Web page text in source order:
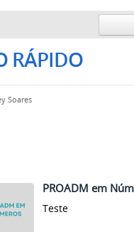
RÁPIDO
Soares
PROADM em
Teste